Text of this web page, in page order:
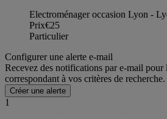
Electroménager occasion Lyon -
Prix€25
Particulier
Configurer une alerte e-mail
Recevez des notifications par e-mail pour
correspondant à vos critères de recherche.
Créer une alerte
1